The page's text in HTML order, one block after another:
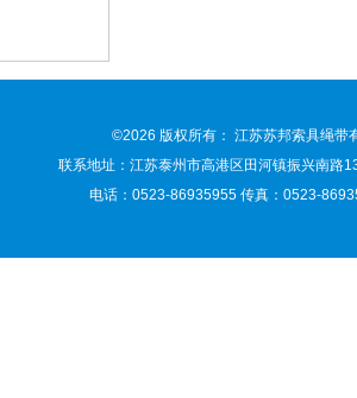
©2026 版权所有： 江苏苏邦索具绳带
联系地址：江苏泰州市高港区田河镇振兴南
电话：0523-86935955 传真：0523-